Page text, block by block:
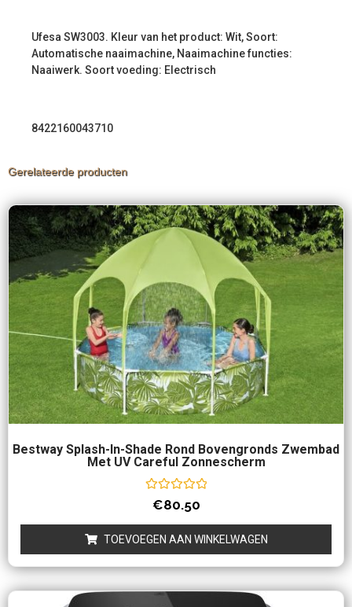
Ufesa SW3003. Kleur van het product: Wit, Soort:
Automatische naaimachine, Naaimachine functies:
Naaiwerk. Soort voeding: Electrisch
8422160043710
Gerelateerde producten
Bestway Splash-In-Shade Rond Bovengronds Zwembad
Met UV Careful Zonnescherm
Waardering
uit
5
€80.50
TOEVOEGEN AAN WINKELWAGEN